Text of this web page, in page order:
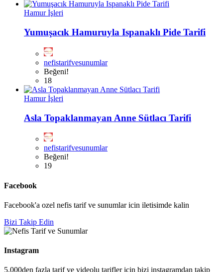
Hamur İşleri
Yumuşacık Hamuruyla Ispanaklı Pide Tarifi
nefistarifvesunumlar
Beğeni!
18
Hamur İşleri
Asla Topaklanmayan Anne Sütlacı Tarifi
nefistarifvesunumlar
Beğeni!
19
Facebook
Facebook'a ozel nefis tarif ve sunumlar icin iletisimde kalin
Bizi Takip Edin
Instagram
5,000den fazla tarif ve videolu tarifler icin bizi instagramdan takip